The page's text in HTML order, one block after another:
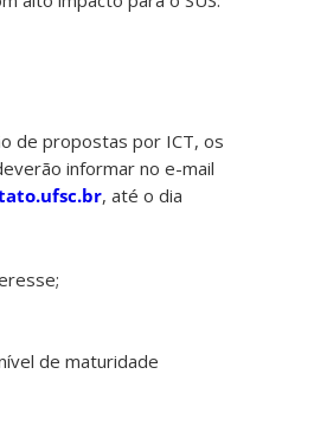
de propostas por ICT, os
informar no e-mail
, até o dia
de maturidade